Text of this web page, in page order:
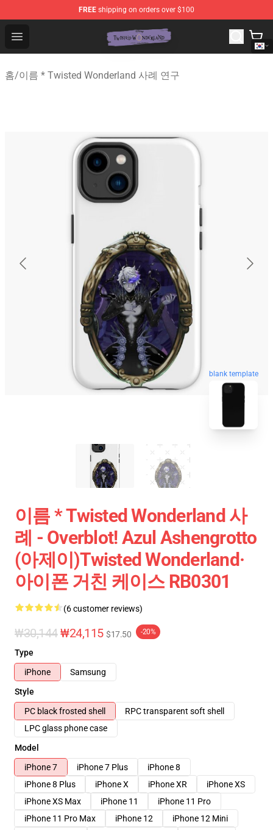
FREE shipping on orders over $100
Open menu
Twisted Wonderland Store - Official Twisted
홈/이름 * Twisted Wonderland 사례 연구
blank template
이름 * Twisted Wonderland 사
례 - Overblot! Azul Ashengrotto
(아제이)Twisted Wonderland·
아이폰 거친 케이스 RB0301
(6 customer reviews)
₩30,144₩24,115 $17.50 -20%
Type
iPhone
Samsung
Style
PC black frosted shell
RPC transparent soft shell
LPC glass phone case
Model
iPhone 7
iPhone 7 Plus
iPhone 8
iPhone 8 Plus
iPhone X iPhone XR
iPhone XS
iPhone XS Max
iPhone 11
iPhone 11 Pro
iPhone 11 Pro Max
iPhone 12
iPhone 12 Mini